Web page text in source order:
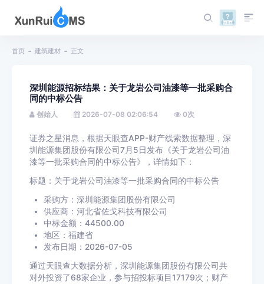
首页 建筑建材 正文
深圳能源招标结果：关于龙岩公司油漆等一批采购合
同的中标公告
创始人 2026-07-08 02:06:54 0次
证券之星消息，根据天眼查APP-财产线索数据整理，深
圳能源集团股份有限公司7月5日发布《关于龙岩公司油
漆等一批采购合同的中标公告》，详情如下：
标题：关于龙岩公司油漆等一批采购合同的中标公告
采购方：深圳能源集团股份有限公司
供应商：河北省佐戈科技有限公司
中标金额：44500.00
地区：福建省
发布日期：2026-07-05
通过天眼查大数据分析，深圳能源集团股份有限公司共
对外投资了68家企业，参与招投标项目17179次；财产